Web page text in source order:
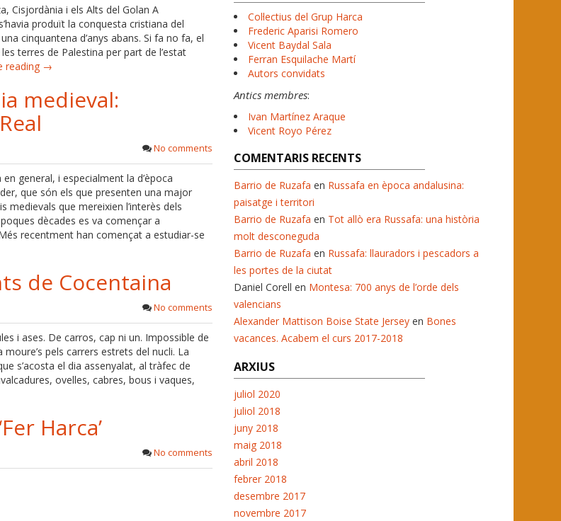
Cisjordània i els Alts del Golan A
produït la conquesta cristiana del
cinquantena d’anys abans. Si fa no fa, el
terres de Palestina per part de l’estat
reading →
medieval:
No comments
general, i especialment la d’època
que són els que presenten una major
que mereixien l’interès dels
dècades es va començar a
recentment han començat a estudiar-se
de Cocentaina
No comments
i ases. De carros, cap ni un. Impossible de
pels carrers estrets del nucli. La
s’acosta el dia assenyalat, al tràfec de
ovelles, cabres, bous i vaques,
Harca’
No comments
Col·lectius del Grup Harca
Frederic Aparisi Romero
Vicent Baydal Sala
Ferran Esquilache Martí
Autors convidats
Antics membres:
Ivan Martínez Araque
Vicent Royo Pérez
COMENTARIS RECENTS
Barrio de Ruzafa en Russafa en època andalusina:
paisatge i territori
Barrio de Ruzafa en Tot allò era Russafa: una història
molt desconeguda
Barrio de Ruzafa en Russafa: llauradors i pescadors a
les portes de la ciutat
Daniel Corell en Montesa: 700 anys de l’orde dels
valencians
Alexander Mattison Boise State Jersey en Bones
vacances. Acabem el curs 2017-2018
ARXIUS
juliol 2020
juliol 2018
juny 2018
maig 2018
abril 2018
febrer 2018
desembre 2017
novembre 2017